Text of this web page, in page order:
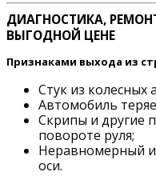
ДИАГНОСТИКА,
ВЫГОДНОЙ ЦЕНЕ
Признаками выхода из
Стук из колесных
Автомобиль
Скрипы и другие
повороте руля;
Неравномерный
оси.